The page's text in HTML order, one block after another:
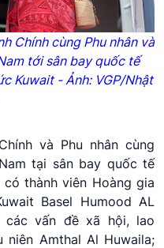
Chính cùng Phu nhân và
tới sân bay quốc tế
Kuwait- Ảnh: VGP/Nhật
và Phu nhân cùng
tại sân bay quốc tế
thành viên Hoàng gia
Basel Humood AL
các vấn đề xã hội, lao
Amthal Al Huwaila;